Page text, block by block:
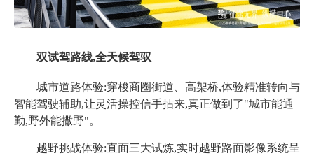
双试驾路线,全天候驾驭
城市道路体验:穿梭商圈街道、高架桥,体验精准转向与
智能驾驶辅助,让灵活操控信手拈来,真正做到了"城市能通
勤,野外能撒野"。
越野挑战体验:直面三大试炼,实时越野路面影像系统呈